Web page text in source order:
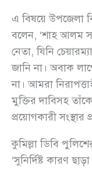
এ বিষয়ে উপজেলা
বলেন, ‘শাহ আলম
নেতা, যিনি
জানি না। অবাক
না। আমরা
মুক্তির দাবিসহ
প্রয়োগকারী সংস্থার
কুমিল্লা ডিবি
‘সুনির্দিষ্ট কারণ